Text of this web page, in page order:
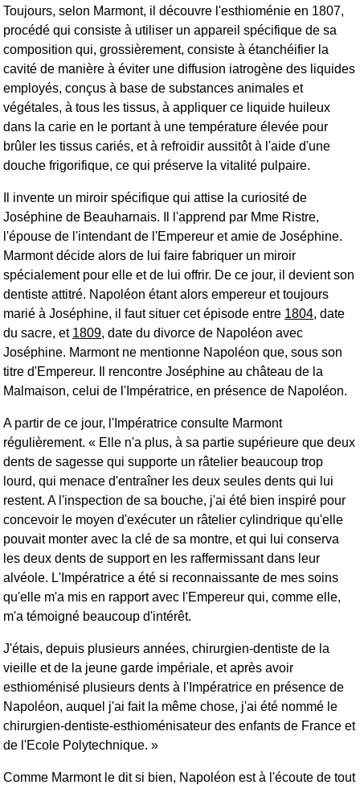
Toujours, selon Marmont, il découvre l'esthioménie en 1807,
procédé qui consiste à utiliser un appareil spécifique de sa
composition qui, grossièrement, consiste à étanchéifier la
cavité de manière à éviter une diffusion iatrogène des liquides
employés, conçus à base de substances animales et
végétales, à tous les tissus, à appliquer ce liquide huileux
dans la carie en le portant à une température élevée pour
brûler les tissus cariés, et à refroidir aussitôt à l'aide d'une
douche frigorifique, ce qui préserve la vitalité pulpaire.
Il invente un miroir spécifique qui attise la curiosité de
Joséphine de Beauharnais. Il l'apprend par Mme Ristre,
l'épouse de l'intendant de l'Empereur et amie de Joséphine.
Marmont décide alors de lui faire fabriquer un miroir
spécialement pour elle et de lui offrir. De ce jour, il devient son
dentiste attitré. Napoléon étant alors empereur et toujours
marié à Joséphine, il faut situer cet épisode entre 1804, date
du sacre, et 1809, date du divorce de Napoléon avec
Joséphine. Marmont ne mentionne Napoléon que, sous son
titre d'Empereur. Il rencontre Joséphine au château de la
Malmaison, celui de l'Impératrice, en présence de Napoléon.
A partir de ce jour, l'Impératrice consulte Marmont
régulièrement. « Elle n'a plus, à sa partie supérieure que deux
dents de sagesse qui supporte un râtelier beaucoup trop
lourd, qui menace d'entraîner les deux seules dents qui lui
restent. A l'inspection de sa bouche, j'ai été bien inspiré pour
concevoir le moyen d'exécuter un râtelier cylindrique qu'elle
pouvait monter avec la clé de sa montre, et qui lui conserva
les deux dents de support en les raffermissant dans leur
alvéole. L'Impératrice a été si reconnaissante de mes soins
qu'elle m'a mis en rapport avec l'Empereur qui, comme elle,
m'a témoigné beaucoup d'intérêt.
J'étais, depuis plusieurs années, chirurgien-dentiste de la
vieille et de la jeune garde impériale, et après avoir
esthioménisé plusieurs dents à l'Impératrice en présence de
Napoléon, auquel j'ai fait la même chose, j'ai été nommé le
chirurgien-dentiste-esthioménisateur des enfants de France et
de l'Ecole Polytechnique. »
Comme Marmont le dit si bien, Napoléon est à l'écoute de tout